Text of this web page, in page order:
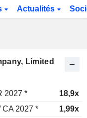
Actualités
Limited
2027 *
18,9x
CA 2027 *
1,99x